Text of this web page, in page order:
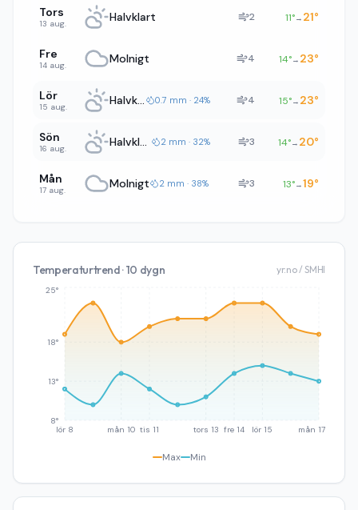
Tors
13 aug. Halvklart 2 11°→ 21°
Fre
14 aug. Molnigt 4 14°→ 23°
Lör
15 aug. Halvklart 0.7 mm · 24% 4 15°→ 23°
Sön
16 aug. Halvklart 2 mm · 32% 3 14°→ 20°
Mån
17 aug. Molnigt 2 mm · 38% 3 13°→19°
Temperaturtrend · 10 dygn yr.no / SMHI
lör 8 mån 10 tis 11 tors 13 fre 14 lör 15 mån 17
8°
13°
18°
25°
Max Min